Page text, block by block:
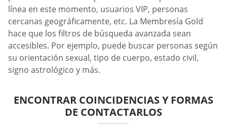
línea en este momento, usuarios VIP, personas
cercanas geográficamente, etc. La Membresía Gold
hace que los filtros de búsqueda avanzada sean
accesibles. Por ejemplo, puede buscar personas según
su orientación sexual, tipo de cuerpo, estado civil,
signo astrológico y más.
ENCONTRAR COINCIDENCIAS Y FORMAS
DE CONTACTARLOS